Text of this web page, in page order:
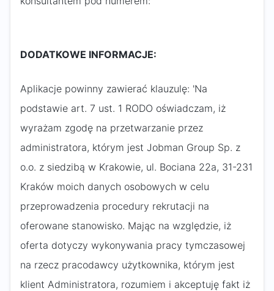
DODATKOWE INFORMACJE:
Aplikacje powinny zawierać klauzulę: 'Na
podstawie art. 7 ust. 1 RODO oświadczam, iż
wyrażam zgodę na przetwarzanie przez
administratora, którym jest Jobman Group Sp. z
o.o. z siedzibą w Krakowie, ul. Bociana 22a, 31-231
Kraków moich danych osobowych w celu
przeprowadzenia procedury rekrutacji na
oferowane stanowisko. Mając na względzie, iż
oferta dotyczy wykonywania pracy tymczasowej
na rzecz pracodawcy użytkownika, którym jest
klient Administratora, rozumiem i akceptuję fakt iż